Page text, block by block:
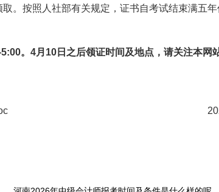
。按照人社部有关规定，证书自考试结束满五年
。4月10日之后领证时间及地点，请关注本网
2026年1月